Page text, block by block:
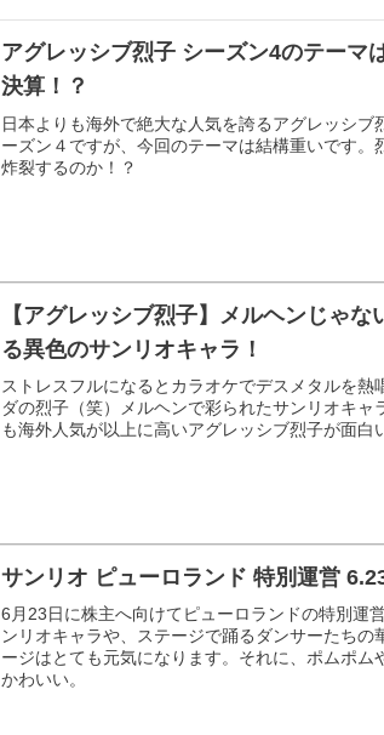
アグレッシブ烈子 シーズン4のテーマ
決算！？
日本よりも海外で絶大な人気を誇るアグレッシブ
ーズン４ですが、今回のテーマは結構重いです。
炸裂するのか！？
【アグレッシブ烈子】メルヘンじゃな
る異色のサンリオキャラ！
ストレスフルになるとカラオケでデスメタルを熱
ダの烈子（笑）メルヘンで彩られたサンリオキャ
も海外人気が以上に高いアグレッシブ烈子が面白
サンリオ ピューロランド 特別運営
6月23日に株主へ向けてピューロランドの特別運
ンリオキャラや、ステージで踊るダンサーたちの
ージはとても元気になります。それに、ポムポム
かわいい。